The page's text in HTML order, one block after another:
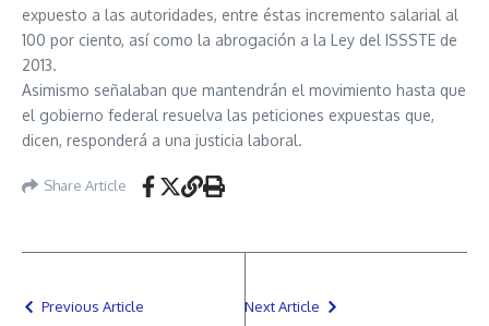
expuesto a las autoridades, entre éstas incremento salarial al
100 por ciento, así como la abrogación a la Ley del ISSSTE de
2013.
Asimismo señalaban que mantendrán el movimiento hasta que
el gobierno federal resuelva las peticiones expuestas que,
dicen, responderá a una justicia laboral.
Share Article
Previous Article Next Article